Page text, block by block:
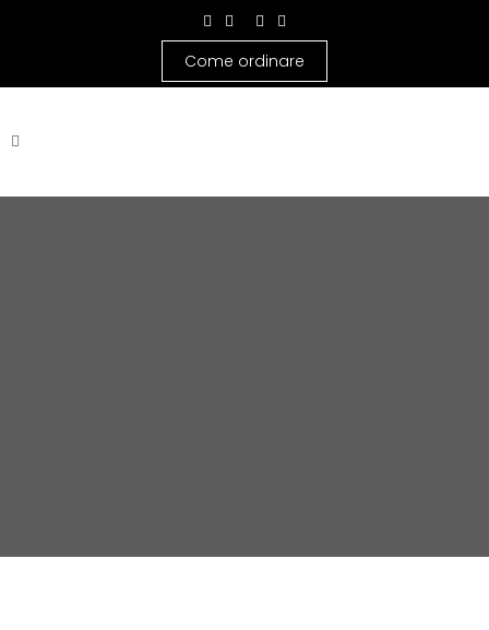
Come ordinare